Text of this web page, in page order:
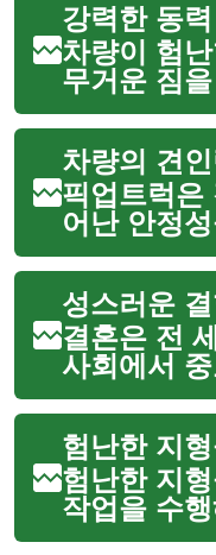
강력한 동
차량이 험
무거운 짐
는 정교하
시스템이
시스템은
바퀴로 효
량이 다양
픽업트럭은
어난 안정
작업 환경
수행하는
을 운반하거
견인하는
험난한 지
주...
성스러운
결혼은 전
사회에서
인류의 보
는 두 개인
시작하겠다
자 약속이
를 넘어 깊
험난한 지
작업을 수
럭은 강력